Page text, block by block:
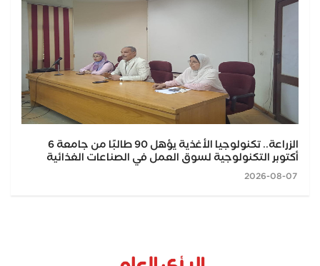
الزراعة.. تكنولوجيا الأغذية يؤهل 90 طالبًا من جامعة 6
أكتوبر التكنولوجية لسوق العمل في الصناعات الغذائية